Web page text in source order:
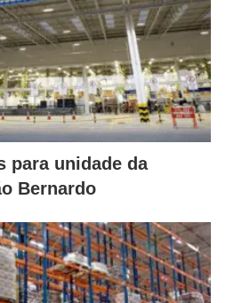
para unidade da
Bernardo